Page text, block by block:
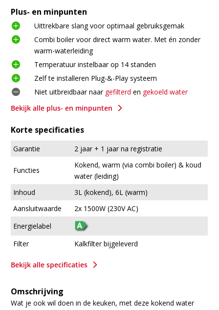
Plus- en minpunten
 Uittrekbare slang voor optimaal gebruiksgemak

Combi boiler voor direct warm water. Met én zonder
warm-waterleiding
 Temperatuur instelbaar op 14 standen
 Zelf te installeren Plug-&-Play systeem
 Niet uitbreidbaar naar gefilterd en gekoeld water
5
Bekijk alle plus- en minpunten
Korte specificaties
Garantie 2 jaar + 1 jaar na registratie
Functies
Kokend, warm (via combi boiler) & koud
water (leiding)
Inhoud
3L (kokend), 6L (warm)
Aansluitwaarde
2x 1500W (230V AC)
Energielabel
Filter
Kalkfilter bijgeleverd
5
Bekijk alle specificaties
Omschrijving
Wat je ook wil doen in de keuken, met deze kokend water